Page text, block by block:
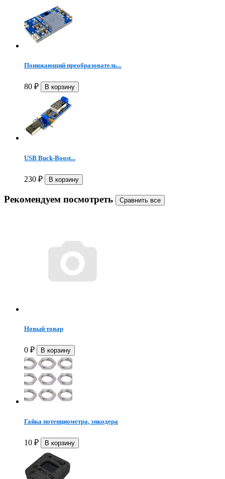
Понижающий преобразователь...
80 ₽
USB Buck-Boost...
230 ₽
Рекомендуем посмотреть
Новый товар
0 ₽
Гайка потенциометра, энкодера
10 ₽